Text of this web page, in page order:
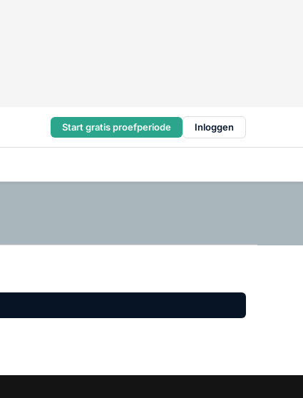
Start gratis proefperiode Inloggen